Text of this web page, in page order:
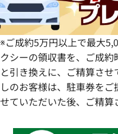
※ご成約5万円以上で最大
クシーの領収書を、ご成
と引き換えに、ご精算さ
しのお客様は、駐車券を
せていただいた後、ご精算